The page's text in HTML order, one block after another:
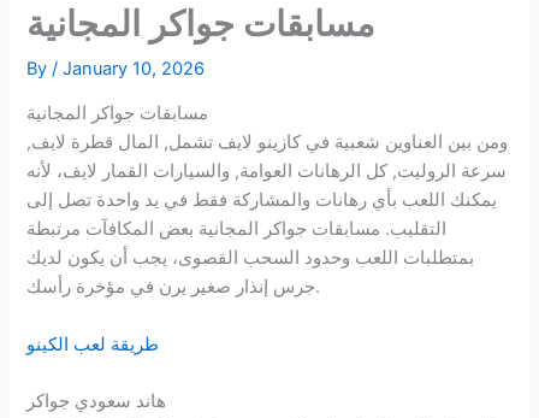
مسابقات جواكر المجانية
By/January 10, 2026
مسابقات جواكر المجانية
ومن بين العناوين شعبية في كازينو لايف تشمل, المال قطرة لايف,
سرعة الروليت, كل الرهانات العوامة, والسيارات القمار لايف، لأنه
يمكنك اللعب بأي رهانات والمشاركة فقط في يد واحدة تصل إلى
التقليب. مسابقات جواكر المجانية بعض المكافآت مرتبطة
بمتطلبات اللعب وحدود السحب القصوى، يجب أن يكون لديك
جرس إنذار صغير يرن في مؤخرة رأسك.
طريقة لعب الكينو
هاند سعودي جواكر